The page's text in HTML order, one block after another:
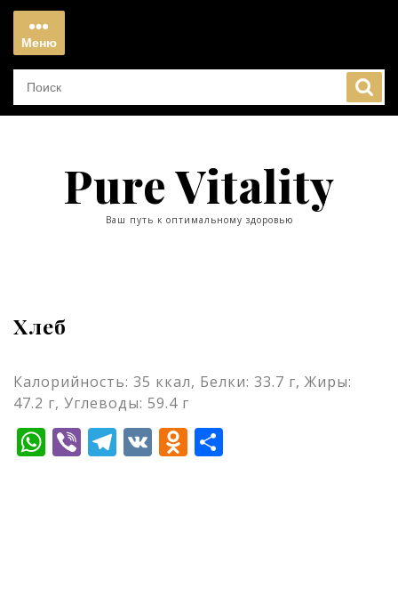
Перейти
содержимому
Меню
Меню
Pure Vitality
Ваш путь к оптимальному здоровью
Хлеб
Калорийность: 35 ккал, Белки: 33.7 г, Жиры:
47.2 г, Углеводы: 59.4 г
WhatsApp
ViberTelegram
VKOdnoklassniki